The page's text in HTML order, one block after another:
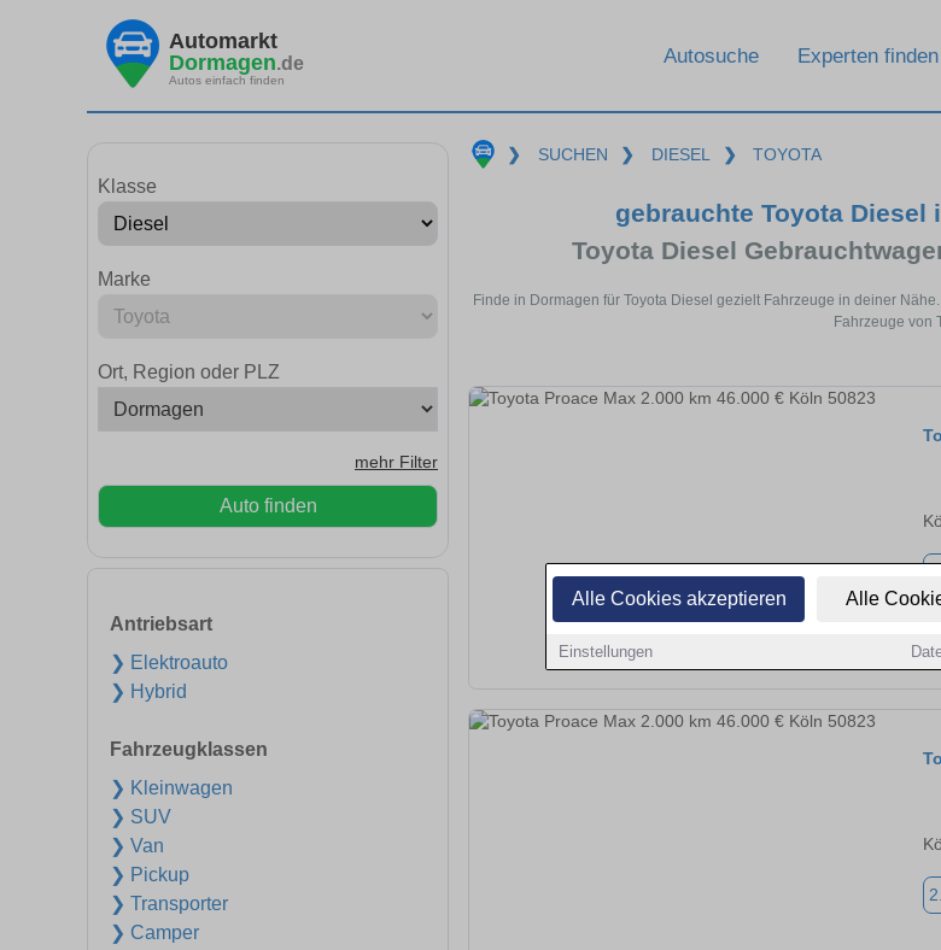
Alle Cookies akzeptieren Alle
Einstellungen
Automarkt
Dormagen.de
Autos einfach finden
Autosuche Experten finden
Klasse
Marke
Ort, Region oder PLZ
mehr Filter
Auto finden
Antriebsart
❯ Elektroauto
❯ Hybrid
Fahrzeugklassen
❯ Kleinwagen
❯ SUV
❯ Van
❯ Pickup
❯ Transporter
❯ Camper
❯ SUCHEN ❯ DIESEL ❯ TOYOTA
gebrauchte Toyota Diesel
Toyota Diesel
Finde in Dormagen für Toyota Diesel gezielt Fahrzeuge in deiner
Fahrzeuge von